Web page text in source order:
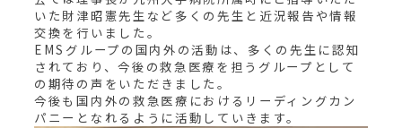
いた財津昭憲先生など多くの先生と近況報告や情報
交換を行いました。
EMSグループの国内外の活動は、多くの先生に認知
されており、今後の救急医療を担うグループとして
の期待の声をいただきました。
今後も国内外の救急医療におけるリーディングカン
パニーとなれるように活動していきます。